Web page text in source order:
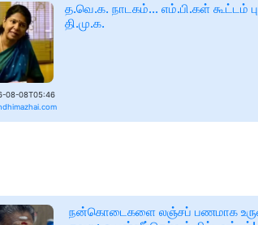
08-08T05:46
த.வெ.க. நாடகம்... எம்.பி.கள் கூட்டம்
தி.மு.க.
நன்கொடைகளை லஞ்சப் பணமாக